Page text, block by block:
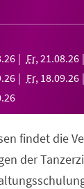
.26 Fr, 21 .08.26
.26 Fr, 18.09.26
.26
findet die
der